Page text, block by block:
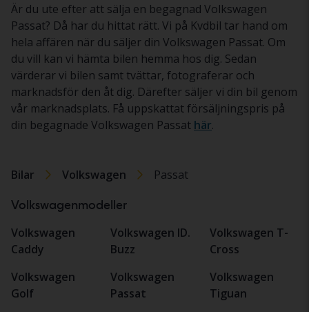
Är du ute efter att sälja en begagnad Volkswagen
Passat? Då har du hittat rätt. Vi på Kvdbil tar hand om
hela affären när du säljer din Volkswagen Passat. Om
du vill kan vi hämta bilen hemma hos dig. Sedan
värderar vi bilen samt tvättar, fotograferar och
marknadsför den åt dig. Därefter säljer vi din bil genom
vår marknadsplats. Få uppskattat försäljningspris på
din begagnade Volkswagen Passat här.
Bilar Volkswagen Passat
Volkswagenmodeller
Volkswagen
Caddy
Volkswagen
Golf
Volkswagen ID.
Buzz
Volkswagen
Passat
Volkswagen T-
Cross
Volkswagen
Tiguan